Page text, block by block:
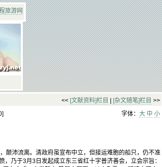
旅游网
<< [文献资料]栏目 [杂文随笔]栏目 >>
字体： 大 中 小
沛流离。清政府虽宣布中立，但接运难胞的船只，仍不准
乃于3月3日发起成立东三省红十字普济善会，立会宗旨：